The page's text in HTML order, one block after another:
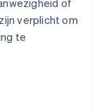
of
verplicht om
te